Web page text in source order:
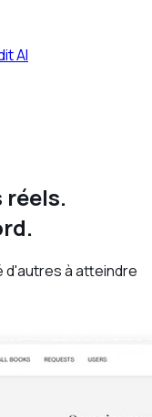
AI
d'autres à atteindre